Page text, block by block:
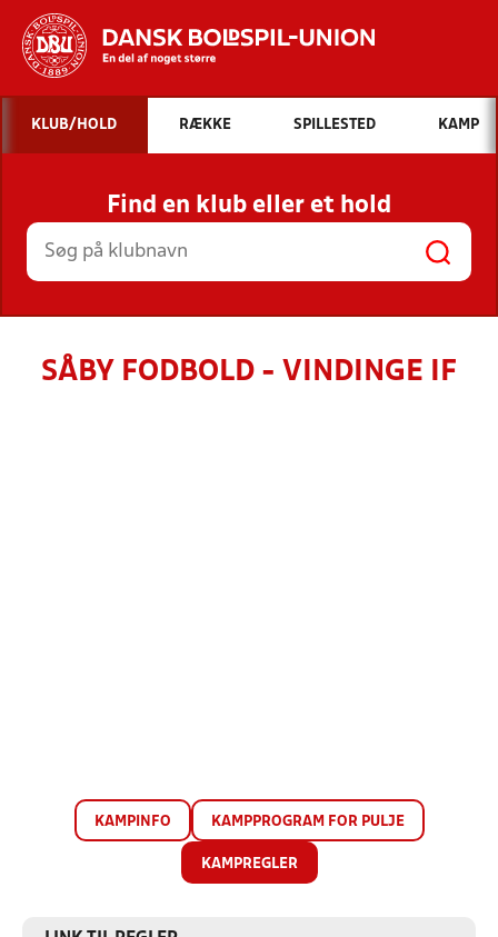
Hvad vil du søge efter?
INDHOLD OG NYHEDER
STILLINGER, RESULTATER, KLUBBER OG
HOLD
KLUB/HOLD RÆKKE SPILLESTED KAMP
Find en klub eller et hold
SÅBY FODBOLD - VINDINGE IF
KAMPINFO KAMPPROGRAM FOR PULJE
KAMPREGLER